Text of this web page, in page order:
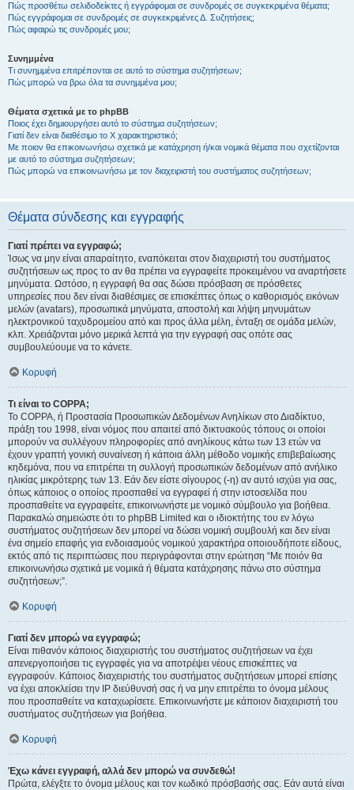
Πώς προσθέτω σελιδοδείκτες ή εγγράφομαι σε συνδρομές σε συγκεκριμένα θέματα;
Πώς εγγράφομαι σε συνδρομές σε συγκεκριμένες Δ. Συζητήσεις;
Πώς αφαιρώ τις συνδρομές μου;
Συνημμένα
Τι συνημμένα επιτρέπονται σε αυτό το σύστημα συζητήσεων;
Πώς μπορώ να βρω όλα τα συνημμένα μου;
Θέματα σχετικά με το phpBB
Ποιος έχει δημιουργήσει αυτό το σύστημα συζητήσεων;
Γιατί δεν είναι διαθέσιμο το Χ χαρακτηριστικό;
Με ποιον θα επικοινωνήσω σχετικά με κατάχρηση ή/και νομικά θέματα που σχετίζονται
με αυτό το σύστημα συζητήσεων;
Πώς μπορώ να επικοινωνήσω με τον διαχειριστή του συστήματος συζητήσεων;
Θέματα σύνδεσης και εγγραφής
Γιατί πρέπει να εγγραφώ;
Ίσως να μην είναι απαραίτητο, εναπόκειται στον διαχειριστή του συστήματος
συζητήσεων ως προς το αν θα πρέπει να εγγραφείτε προκειμένου να αναρτήσετε
μηνύματα. Ωστόσο, η εγγραφή θα σας δώσει πρόσβαση σε πρόσθετες
υπηρεσίες που δεν είναι διαθέσιμες σε επισκέπτες όπως ο καθορισμός εικόνων
μελών (avatars), προσωπικά μηνύματα, αποστολή και λήψη μηνυμάτων
ηλεκτρονικού ταχυδρομείου από και προς άλλα μέλη, ένταξη σε ομάδα μελών,
κλπ. Χρειάζονται μόνο μερικά λεπτά για την εγγραφή σας οπότε σας
συμβουλεύουμε να το κάνετε.
Κορυφή
Τι είναι το COPPA;
Το COPPA, ή Προστασία Προσωπικών Δεδομένων Ανηλίκων στο Διαδίκτυο,
πράξη του 1998, είναι νόμος που απαιτεί από δικτυακούς τόπους οι οποίοι
μπορούν να συλλέγουν πληροφορίες από ανηλίκους κάτω των 13 ετών να
έχουν γραπτή γονική συναίνεση ή κάποια άλλη μέθοδο νομικής επιβεβαίωσης
κηδεμόνα, που να επιτρέπει τη συλλογή προσωπικών δεδομένων από ανήλικο
ηλικίας μικρότερης των 13. Εάν δεν είστε σίγουρος (-η) αν αυτό ισχύει για σας,
όπως κάποιος ο οποίος προσπαθεί να εγγραφεί ή στην ιστοσελίδα που
προσπαθείτε να εγγραφείτε, επικοινωνήστε με νομικό σύμβουλο για βοήθεια.
Παρακαλώ σημειώστε ότι το phpBB Limited και ο ιδιοκτήτης του εν λόγω
συστήματος συζητήσεων δεν μπορεί να δώσει νομική συμβουλή και δεν είναι
ένα σημείο επαφής για ενδοιασμούς νομικού χαρακτήρα οποιουδήποτε είδους,
εκτός από τις περιπτώσεις που περιγράφονται στην ερώτηση “Με ποιόν θα
επικοινωνήσω σχετικά με νομικά ή θέματα κατάχρησης πάνω στο σύστημα
συζητήσεων;”.
Κορυφή
Γιατί δεν μπορώ να εγγραφώ;
Είναι πιθανόν κάποιος διαχειριστής του συστήματος συζητήσεων να έχει
απενεργοποιήσει τις εγγραφές για να αποτρέψει νέους επισκέπτες να
εγγραφούν. Κάποιος διαχειριστής του συστήματος συζητήσεων μπορεί επίσης
να έχει αποκλείσει την IP διεύθυνσή σας ή να μην επιτρέπει το όνομα μέλους
που προσπαθείτε να καταχωρίσετε. Επικοινωνήστε με κάποιον διαχειριστή του
συστήματος συζητήσεων για βοήθεια.
Κορυφή
Έχω κάνει εγγραφή, αλλά δεν μπορώ να συνδεθώ!
Πρώτα, ελέγξτε το όνομα μέλους και τον κωδικό πρόσβασής σας. Εάν αυτά είναι